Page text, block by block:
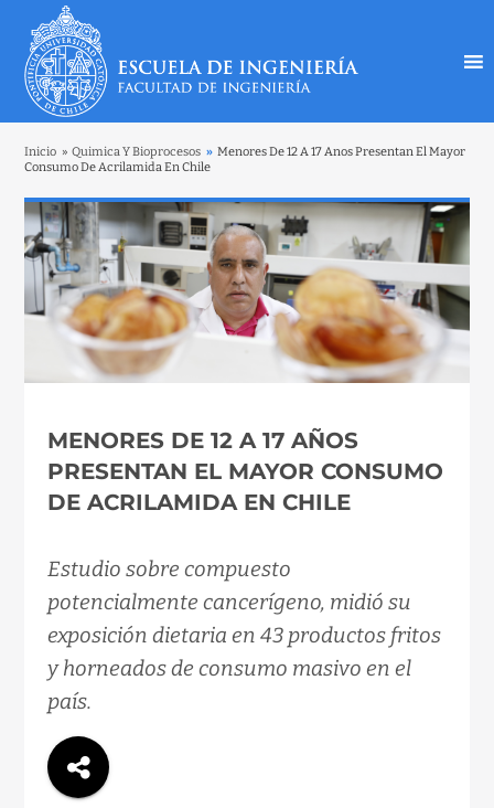
Inicio » Quimica Y Bioprocesos » Menores De 12 A 17 Anos Presentan El Mayor
Consumo De Acrilamida En Chile
MENORES DE 12 A 17 AÑOS
PRESENTAN EL MAYOR CONSUMO
DE ACRILAMIDA EN CHILE
Estudio sobre compuesto
potencialmente cancerígeno, midió su
exposición dietaria en 43 productos fritos
y horneados de consumo masivo en el
país.